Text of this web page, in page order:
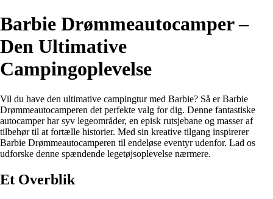
Barbie Drømmeautocamper –
Den Ultimative
Campingoplevelse
Vil du have den ultimative campingtur med Barbie? Så er Barbie
Drømmeautocamperen det perfekte valg for dig. Denne fantastiske
autocamper har syv legeområder, en episk rutsjebane og masser af
tilbehør til at fortælle historier. Med sin kreative tilgang inspirerer
Barbie Drømmeautocamperen til endeløse eventyr udenfor. Lad os
udforske denne spændende legetøjsoplevelse nærmere.
Et Overblik